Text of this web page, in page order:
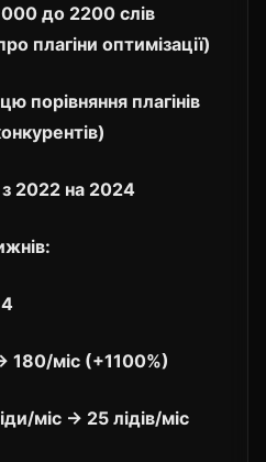
до 2200 слів
плагіни оптимізації)
порівняння плагінів
2022 на 2024
180/міс (+1100%)
міс → 25 лідів/міс